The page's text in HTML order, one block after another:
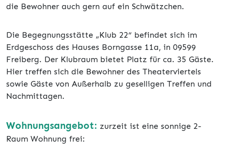
die Bewohner auch gern auf ein Schwätzchen.
Die Begegnungsstätte „Klub 22“ befindet sich im
Erdgeschoss des Hauses Borngasse 11a, in 09599
Freiberg. Der Klubraum bietet Platz für ca. 35 Gäste.
Hier treffen sich die Bewohner des Theaterviertels
sowie Gäste von Außerhalb zu geselligen Treffen und
Nachmittagen.
Wohnungsangebot: zurzeit ist eine sonnige 2-
Raum Wohnung frei: